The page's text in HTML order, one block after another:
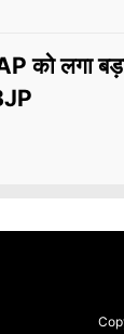
को लगा